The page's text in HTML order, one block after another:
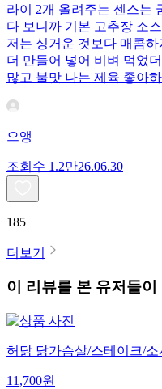
라이 2개 올려주는 센스는
다 보니까 기본 고추장 소
저는 싱거운 것보다 매콤
더 만들어 넣어 비벼 먹었
많고 불맛 나는 제육 좋아
으앵
조회수 1.2만26.06.30
185
더보기
이 리뷰를 본 유저들
허닭 닭가슴살/스테이크/소
11,700원